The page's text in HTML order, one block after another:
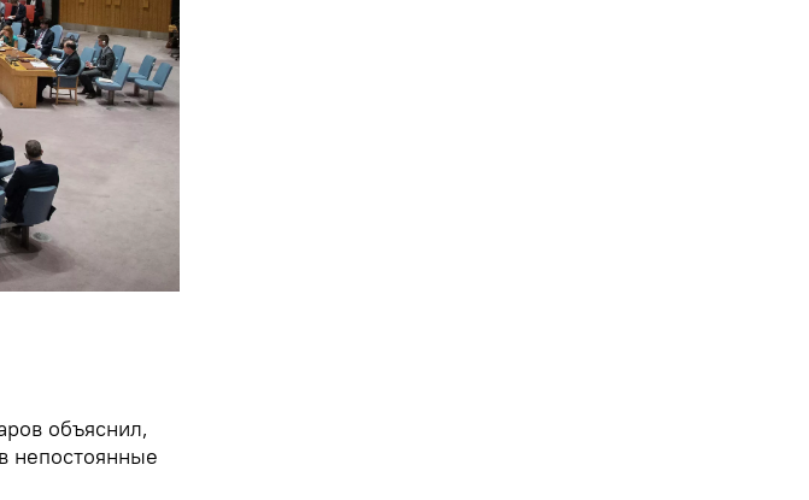
объяснил,
непостоянные